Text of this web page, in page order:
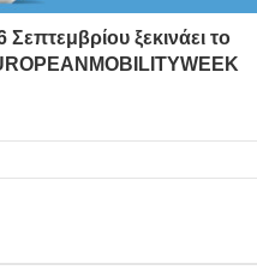
Σεπτεμβρίου ξεκινάει το